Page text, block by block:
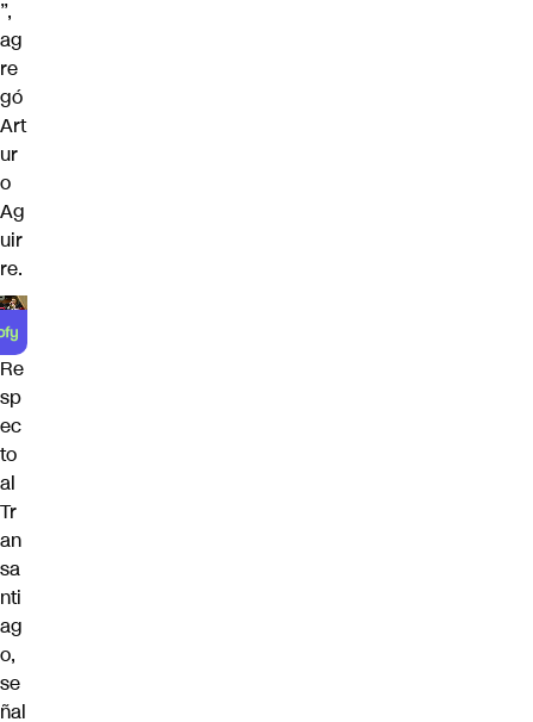
”,
ag
re
gó
Art
ur
o
Ag
uir
re.
Re
sp
ec
to
al
Tr
an
sa
nti
ag
o,
se
ñal